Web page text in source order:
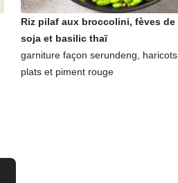
Riz pilaf aux broccolini, fèves de
soja et basilic thaï
garniture façon serundeng, haricots
plats et piment rouge